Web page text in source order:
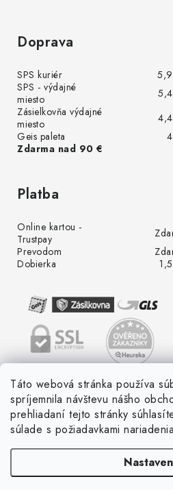
Táto webová stránka používa
spríjemnila návštevu nášho
prehliadaní tejto stránky
súlade s požiadavkami
Doprava
SPS kuriér
SPS - výdajné
miesto
Zásielkovňa výdajné
miesto
Geis paleta
Zdarma nad 90 €
Platba
Online kartou -
Trustpay
Prevodom
Dobierka